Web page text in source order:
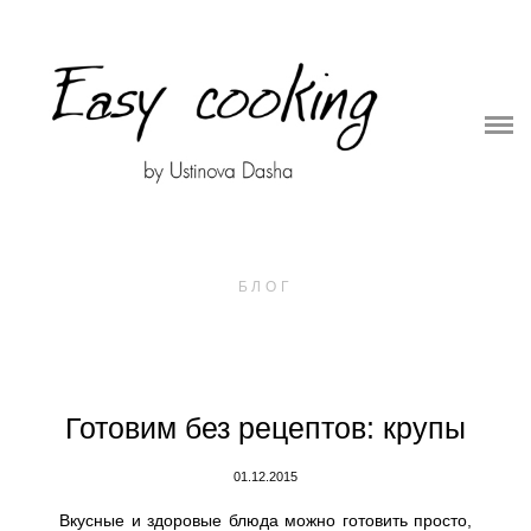
ОНЛАЙН ШКОЛА
СБОРНИКИ РЕЦЕПТОВ
БЛОГ
Готовим без рецептов: крупы
01.12.2015
Вкусные и здоровые блюда можно готовить просто,